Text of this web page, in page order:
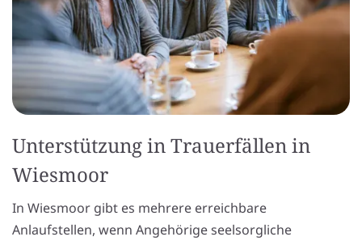
Unterstützung in Trauerfällen in
Wiesmoor
In Wiesmoor gibt es mehrere erreichbare
Anlaufstellen, wenn Angehörige seelsorgliche